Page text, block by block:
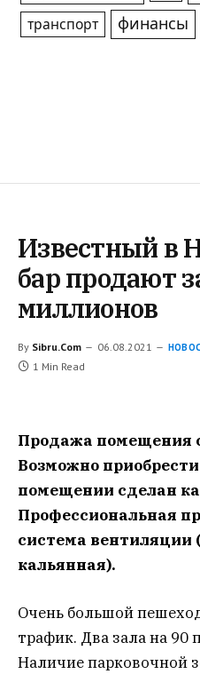
транспорт финансы
Известный в
бар продают
миллионов
By Sibru.Com 06.08.2021
1 Min Read
Продажа помещения
Возможно
помещении сделан
Профессиональная
система вентиляции
кальянная).
Очень большой
трафик. Два зала на 90
Наличие парковочной